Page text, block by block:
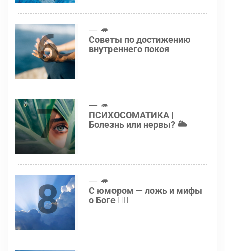
6 🦔
Советы по достижению
внутреннего покоя
7 🦔
ПСИХОСОМАТИКА |
Болезнь или нервы? 🌥
8 🦔
С юмором — ложь и мифы
о Боге 👍🏻